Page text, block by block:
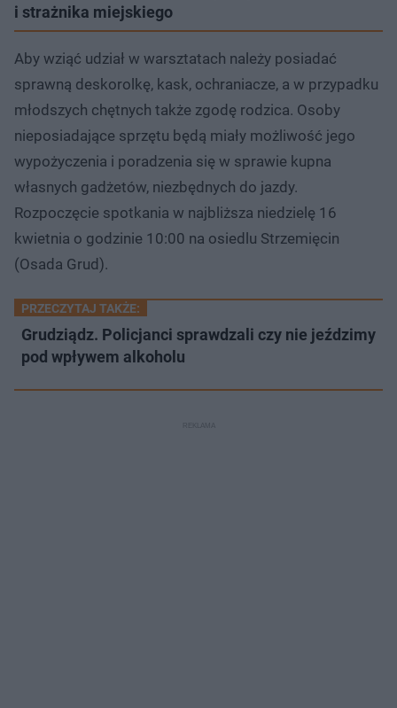
i strażnika miejskiego
Aby wziąć udział w warsztatach należy posiadać
sprawną deskorolkę, kask, ochraniacze, a w przypadku
młodszych chętnych także zgodę rodzica. Osoby
nieposiadające sprzętu będą miały możliwość jego
wypożyczenia i poradzenia się w sprawie kupna
własnych gadżetów, niezbędnych do jazdy.
Rozpoczęcie spotkania w najbliższa niedzielę 16
kwietnia o godzinie 10:00 na osiedlu Strzemięcin
(Osada Grud).
PRZECZYTAJ TAKŻE:
Grudziądz. Policjanci sprawdzali czy nie jeździmy
pod wpływem alkoholu